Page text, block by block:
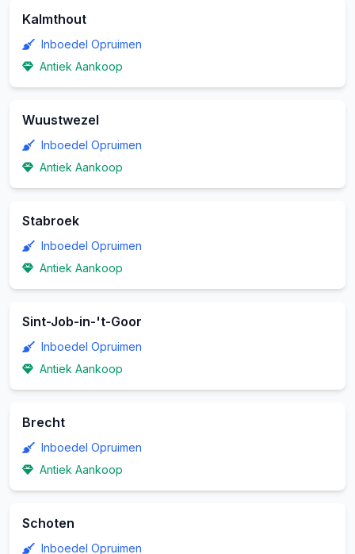
Kalmthout
Inboedel Opruimen
Antiek Aankoop
Wuustwezel
Inboedel Opruimen
Antiek Aankoop
Stabroek
Inboedel Opruimen
Antiek Aankoop
Sint-Job-in-'t-Goor
Inboedel Opruimen
Antiek Aankoop
Brecht
Inboedel Opruimen
Antiek Aankoop
Schoten
Inboedel Opruimen